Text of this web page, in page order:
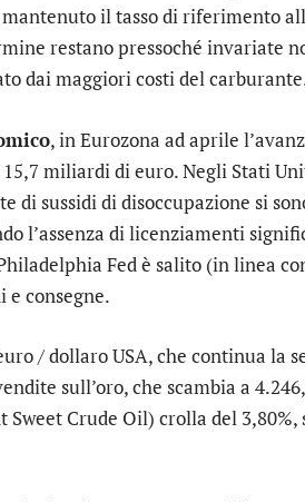
il tasso di riferimento
restano pressoché invariate
dai maggiori costi del
, in Eurozona ad aprile
miliardi di euro. Negli Stati
di sussidi di disoccupazione si
l’assenza di licenziamenti
Fed è salito (in linea
consegne.
/ dollaro USA, che continua la
sull’oro, che scambia a
Sweet Crude Oil) crolla del